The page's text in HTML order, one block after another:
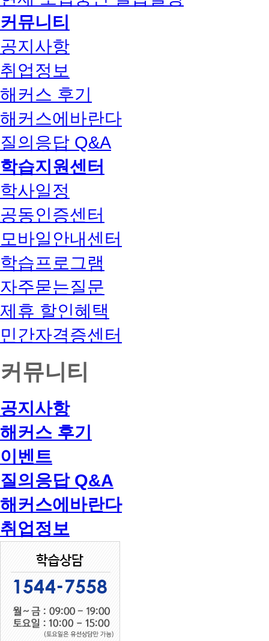
커뮤니티
공지사항
취업정보
해커스 후기
해커스에바란다
질의응답 Q&A
학습지원센터
학사일정
공동인증센터
모바일안내센터
학습프로그램
자주묻는질문
제휴 할인혜택
민간자격증센터
커뮤니티
공지사항
해커스 후기
이벤트
질의응답 Q&A
해커스에바란다
취업정보